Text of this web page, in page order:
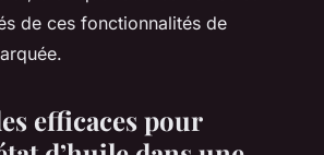
de ces fonctionnalités de
efficaces pour